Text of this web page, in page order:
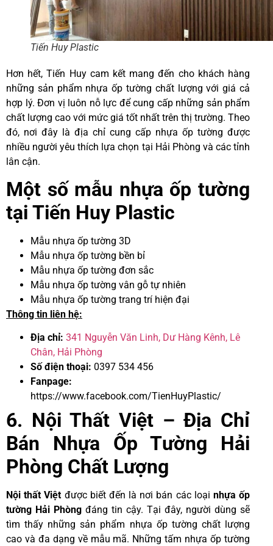
Tiến Huy Plastic
Hơn hết, Tiến Huy cam kết mang đến cho khách hàng
những sản phẩm nhựa ốp tường chất lượng với giá cả
hợp lý. Đơn vị luôn nỗ lực để cung cấp những sản phẩm
chất lượng cao với mức giá tốt nhất trên thị trường. Theo
đó, nơi đây là địa chỉ cung cấp nhựa ốp tường được
nhiều người yêu thích lựa chọn tại Hải Phòng và các tỉnh
lân cận.
Một số mẫu nhựa ốp tường
tại Tiến Huy Plastic
Mẫu nhựa ốp tường 3D
Mẫu nhựa ốp tường bền bỉ
Mẫu nhựa ốp tường đơn sắc
Mẫu nhựa ốp tường vân gỗ tự nhiên
Mẫu nhựa ốp tường trang trí hiện đại
Thông tin liên hệ:
Địa chỉ: 341 Nguyễn Văn Linh, Dư Hàng Kênh, Lê
Chân, Hải Phòng
Số điện thoại: 0397 534 456
Fanpage:
https://www.facebook.com/TienHuyPlastic/
6. Nội Thất Việt – Địa Chỉ
Bán Nhựa Ốp Tường Hải
Phòng Chất Lượng
Nội thất Việt được biết đến là nơi bán các loại nhựa ốp
tường Hải Phòng đáng tin cậy. Tại đây, người dùng sẽ
tìm thấy những sản phẩm nhựa ốp tường chất lượng
cao và đa dạng về mẫu mã. Những tấm nhựa ốp tường